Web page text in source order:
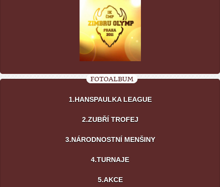
FOTOALBUM
1.HANSPAULKA LEAGUE
2.ZUBŘÍ TROFEJ
3.NÁRODNOSTNÍ MENŠINY
4.TURNAJE
5.AKCE